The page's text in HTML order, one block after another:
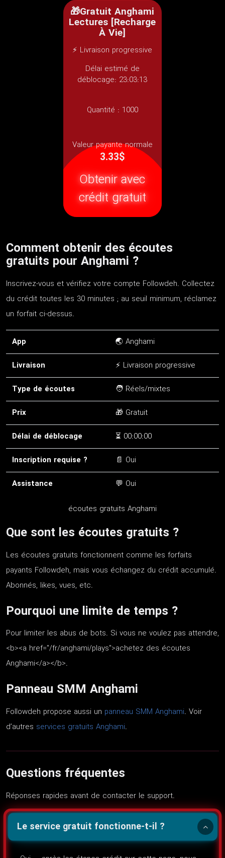
🎁Gratuit Anghami
Lectures [Recharge
À Vie]
⚡ Livraison progressive
Délai estimé de
déblocage: 23:03:13
Quantité : 1000
Valeur payante normale
3.33$
Obtenir avec
crédit gratuit
Comment obtenir des écoutes
gratuits pour Anghami ?
Inscrivez-vous et vérifiez votre compte Followdeh. Collectez
du crédit toutes les 30 minutes ; au seuil minimum, réclamez
un forfait ci-dessus.
App
🌏 Anghami
Livraison
⚡ Livraison progressive
Type de écoutes
🧑 Réels/mixtes
Prix
🎁 Gratuit
Délai de déblocage
⏳ 00:00:00
Inscription requise ?
📄 Oui
Assistance
💬 Oui
écoutes gratuits Anghami
Que sont les écoutes gratuits ?
Les écoutes gratuits fonctionnent comme les forfaits
payants Followdeh, mais vous échangez du crédit accumulé.
Abonnés, likes, vues, etc.
Pourquoi une limite de temps ?
Pour limiter les abus de bots. Si vous ne voulez pas attendre,
<b><a href="/fr/anghami/plays">achetez des écoutes
Anghami</a></b>.
Panneau SMM Anghami
Followdeh propose aussi un panneau SMM Anghami. Voir
d’autres services gratuits Anghami.
Questions fréquentes
Réponses rapides avant de contacter le support.
Le service gratuit fonctionne-t-il ?